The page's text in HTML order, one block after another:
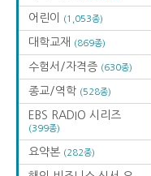
어린이 (1,053종)
대학교재 (869종)
수험서/자격증 (630종)
종교/역학 (528종)
EBS RADIO 시리즈
(399종)
요약본 (282종)